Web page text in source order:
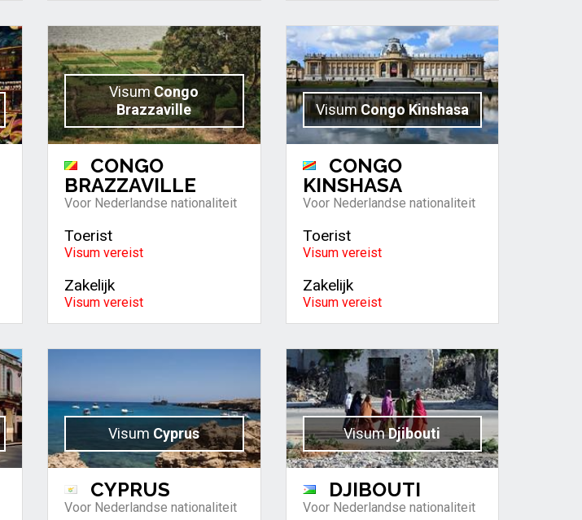
VisumCongo
Brazzaville
CONGO
BRAZZAVILLE
Voor Nederlandse nationaliteit
Toerist
Visum vereist
Zakelijk
Visum vereist
VisumCongo Kinshasa
CONGO
KINSHASA
Voor Nederlandse nationaliteit
Toerist
Visum vereist
Zakelijk
Visum vereist
Visum Cyprus
CYPRUS
Voor Nederlandse nationaliteit
VisumDjibouti
DJIBOUTI
Voor Nederlandse nationaliteit